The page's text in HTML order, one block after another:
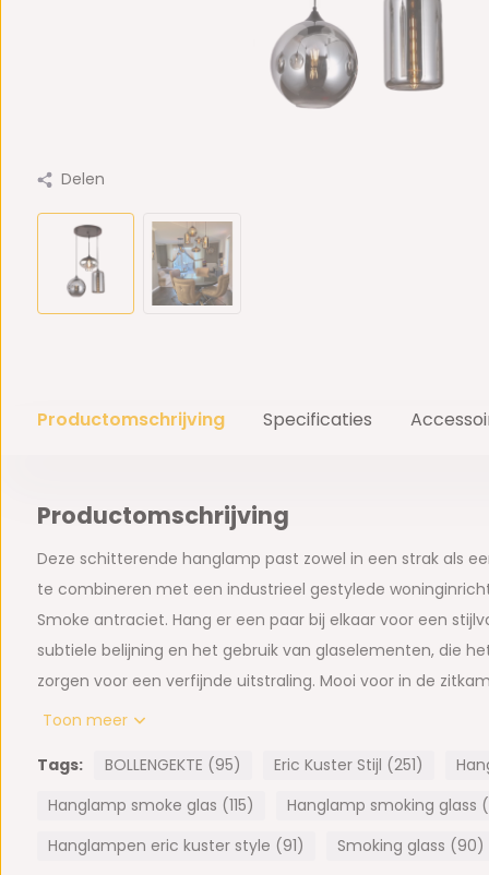
Delen
Productomschrijving Specificaties
Productomschrijving
Deze schitterende hanglamp past zowel in een strak als
te combineren met een industrieel gestylede
Smoke antraciet. Hang er een paar bij elkaar voor een
subtiele belijning en het gebruik van glaselementen, die
zorgen voor een verfijnde uitstraling. Mooi voor in de
of in de hal. Echt een mooie eyecatcher, waarmee u uw
Doorsnede plateau: 35 cm
Hoogte: in hoogte verstelbaar met een maximaal lengte
Toon meer
Tags: BOLLENGEKTE (95) Eric Kuster Stijl (251)
Hanglamp smoke glas (115)
Hanglamp smoking glass
Hanglampen eric kuster style (91)
Smoking glass (90)